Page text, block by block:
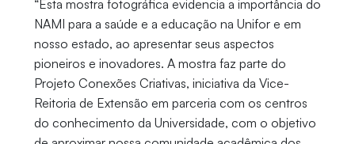
“Esta mostra fotográfica evidencia a importância do
NAMI para a saúde e a educação na Unifor e em
nosso estado, ao apresentar seus aspectos
pioneiros e inovadores. A mostra faz parte do
Projeto Conexões Criativas, iniciativa da Vice-
Reitoria de Extensão em parceria com os centros
do conhecimento da Universidade, com o objetivo